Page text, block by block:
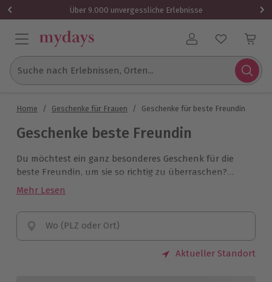
Über 9.000 unvergessliche Erlebnisse
Benutzerkonto
Suche nach Erlebnissen, Orten...
Home / Geschenke für Frauen / Geschenke für beste Freundin
Geschenke beste Freundin
Du möchtest ein ganz besonderes Geschenk für die
beste Freundin, um sie so richtig zu überraschen?
Damit Du das richtige Erlebnis für sie findest, haben wir
Freundin zusammengestellt. So schenkst Du ein
unvergessliches, gemeinsames Erlebnis, das noch
lange für Gesprächsstoff sorgt.
Mehr Lesen
Wo (PLZ oder Ort)
Aktueller Standort